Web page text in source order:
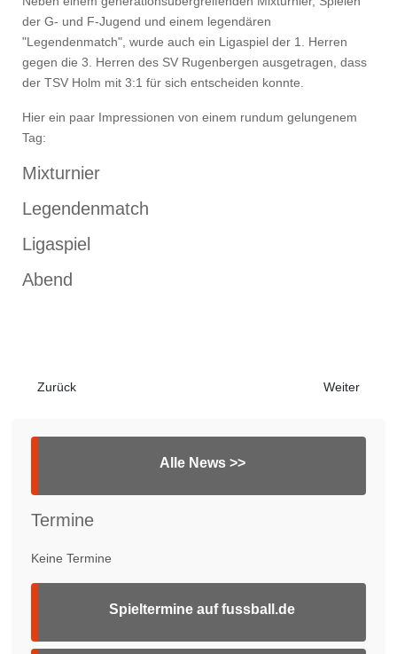
der G- und F-Jugend und einem legendären
"Legendenmatch", wurde auch ein Ligaspiel der 1. Herren
gegen die 3. Herren des SV Rugenbergen ausgetragen, dass
der TSV Holm mit 3:1 für sich entscheiden konnte.
Hier ein paar Impressionen von einem rundum gelungenem
Tag:
Mixturnier
Legendenmatch
Ligaspiel
Abend
Vorheriger Beitrag: Dr. Klein Sommerturnier 2022
Zurück Nächster
Weiter
Alle News >>
Termine
Keine Termine
Spieltermine auf fussball.de